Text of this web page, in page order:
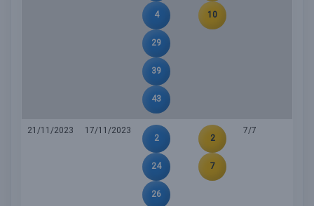
4
29
39
43
10
21/11/2023
17/11/2023
2
24
26
2
7
7/7